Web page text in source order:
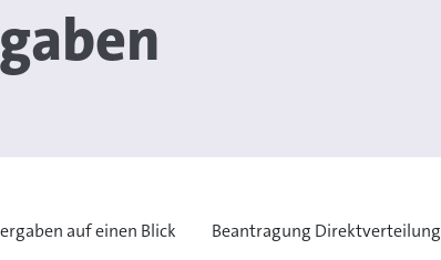
auf einen Blick Beantragung Direktverteilung